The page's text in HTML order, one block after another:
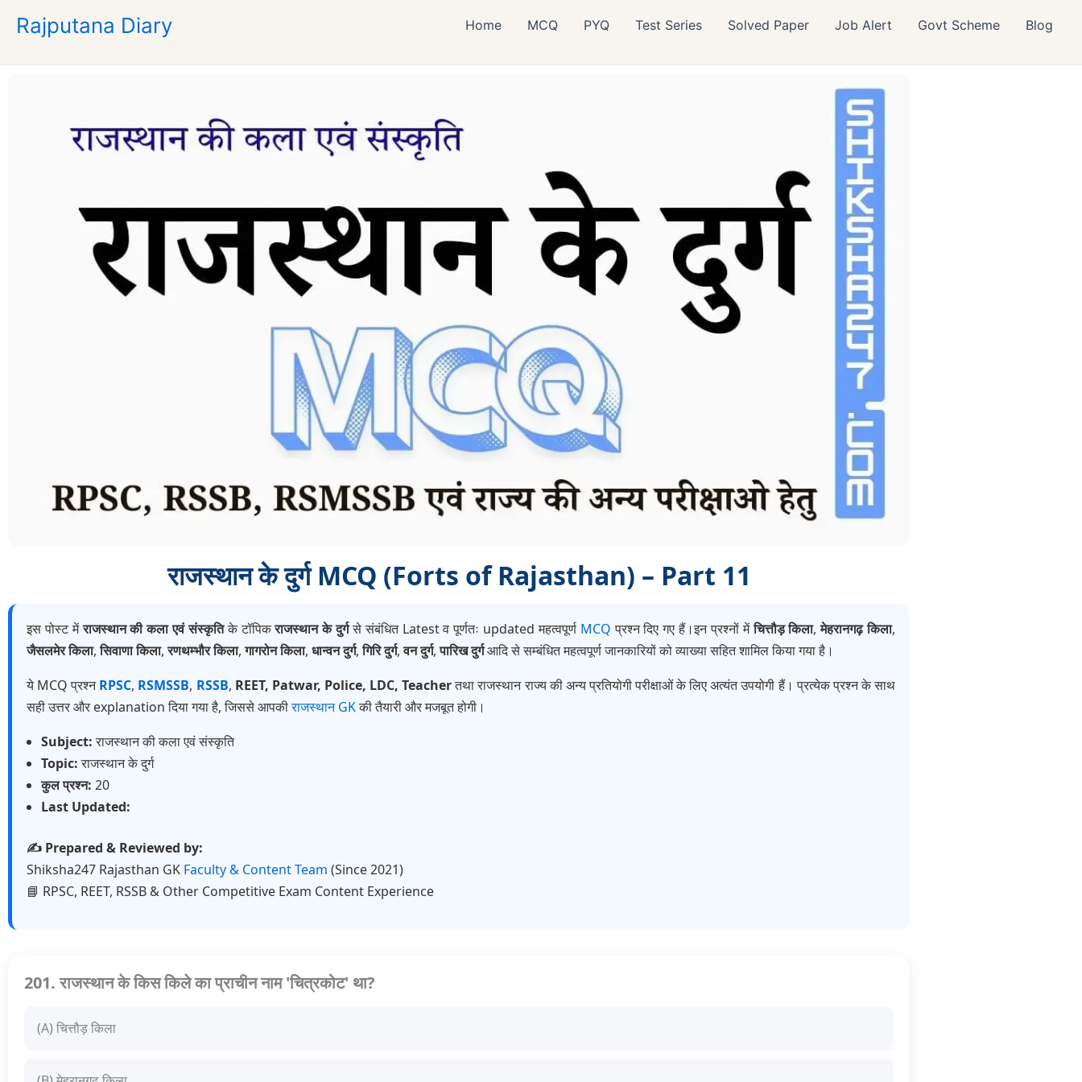
Rajputana Diary Home MCQ PYQ Test Series Solved Paper Job Alert Govt Scheme Blog
राजस्थान के दुर्ग MCQ (Forts of Rajasthan) – Part 11
इस पोस्ट मेंराजस्थान की कला एवं संस्कृतिके टॉपिकराजस्थान के दुर्गसे संबंधित Latest व पूर्णतः updated महत्वपूर्ण MCQ प्रश्न दिए गए हैं।इन प्रश्नों मेंचित्तौड़ किला,मेहरानगढ़ किला,
जैसलमेर किला,सिवाणा किला,रणथम्भौर किला,गागरोन किला, धान्वन दुर्ग,गिरि दुर्ग,वन दुर्ग,पारिख दुर्गआदि से सम्बंधित महत्वपूर्ण जानकारियों को व्याख्या सहित शामिल किया गया है।
ये MCQ प्रश्नRPSC, RSMSSB, RSSB, REET, Patwar, Police, LDC, Teacherतथा राजस्थान राज्य की अन्य प्रतियोगी परीक्षाओं के लिए अत्यंत उपयोगी हैं। प्रत्येक प्रश्न के साथ
सही उत्तर और explanation दिया गया है, जिससे आपकीराजस्थान GKकी तैयारी और मजबूत होगी।
Subject:राजस्थान की कला एवं संस्कृति
Topic:राजस्थान के दुर्ग
कुल प्रश्न: 20
Last Updated:
✍️ Prepared & Reviewed by:
Shiksha247 Rajasthan GK Faculty & Content Team (Since 2021)
📘 RPSC, REET, RSSB & Other Competitive Exam Content Experience
201. राजस्थान के किस किले का प्राचीन नाम 'चित्रकोट' था?
(A) चित्तौड़ किला